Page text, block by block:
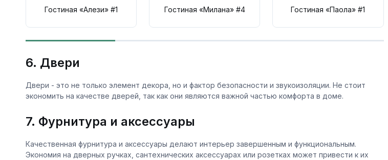
Гостиная «Алези» #1 Гостиная «Милана» #4 Гостиная «Паола» #1
6. Двери
Двери - это не только элемент декора, но и фактор безопасности и звукоизоляции. Не стоит
экономить на качестве дверей, так как они являются важной частью комфорта в доме.
7. Фурнитура и аксессуары
Качественная фурнитура и аксессуары делают интерьер завершенным и функциональным.
Экономия на дверных ручках, сантехнических аксессуарах или розетках может привести к их